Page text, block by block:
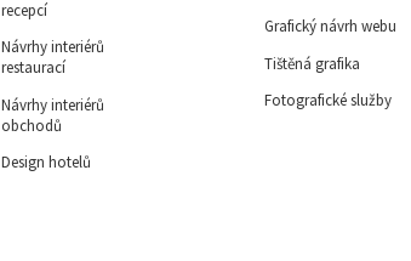
recepcí
Návrhy interiérů
restaurací
Návrhy interiérů
obchodů
Design hotelů
Grafický návrh webu
Tištěná grafika
Fotografické služby